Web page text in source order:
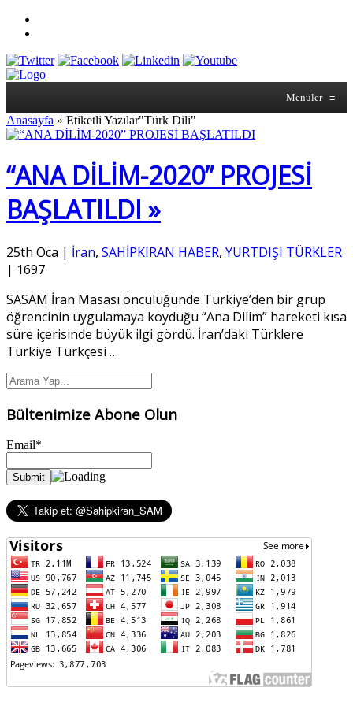
Menüler ≡
Anasayfa » Etiketli Yazılar"Türk Dili"
“ANA DİLİM-2020” PROJESİ
BAŞLATILDI »
25th Oca | İran, SAHİPKIRAN HABER, YURTDIŞI TÜRKLER
| 1697
SASAM İran Masası öncülüğünde Türkiye’den bir grup
öğrencinin uygulamaya koyduğu “Ana Dilim” hareketi kısa
süre içerisinde büyük ilgi gördü. İran’daki Türklere
Türkiye Türkçesi …
Bültenimize Abone Olun
Email*